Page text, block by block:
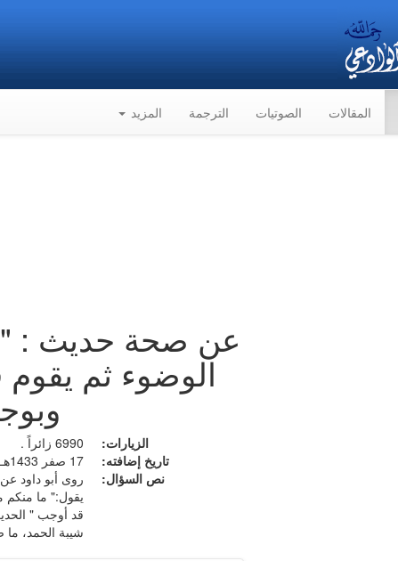
المقالات الصوتيات الترجمة المزيد
عن صحة حديث : "
الوضوء ثم يقوم
الزيارات:
6990 زائراً .
تاريخ إضافته:
17 صفر 1433هـ
نص السؤال:
روى أبو داود
يقول:" ما منكم
قد أوجب "
شيبة الحمد،